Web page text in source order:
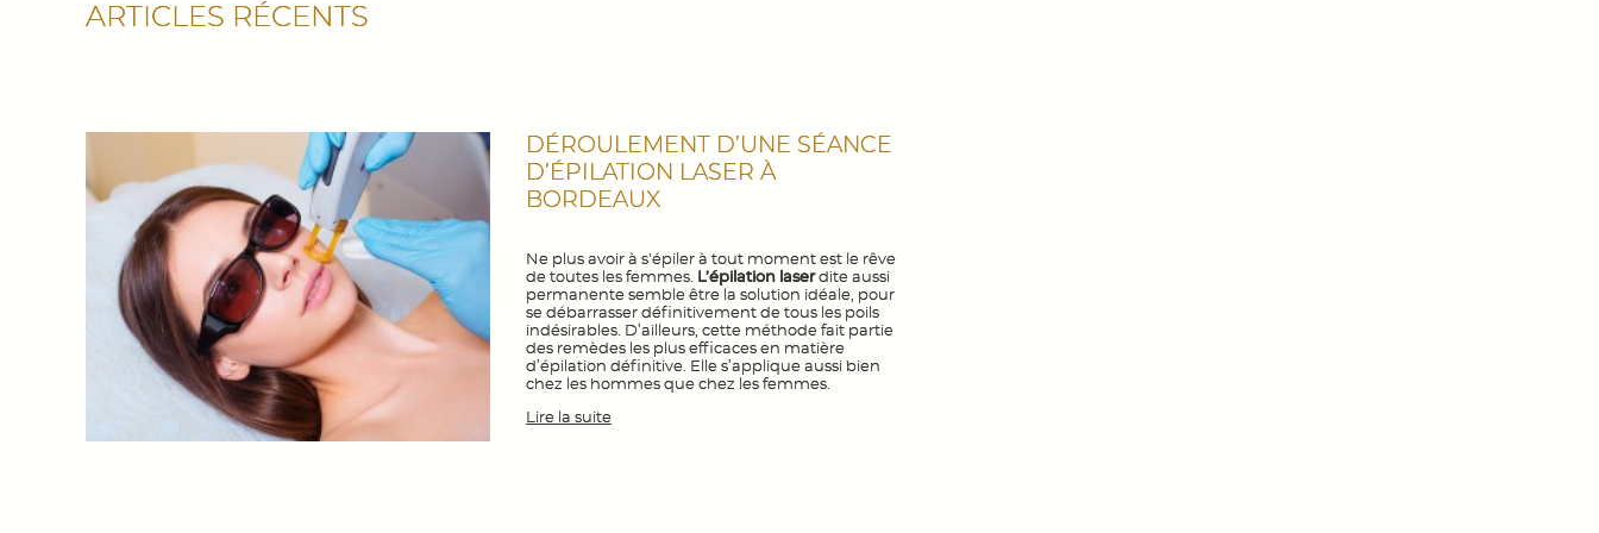
ARTICLES RÉCENTS
DÉROULEMENT D’UNE SÉANCE
D’ÉPILATION LASER À
BORDEAUX
Ne plus avoir à s'épiler à tout moment est le rêve
de toutes les femmes. L’épilation laserdite aussi
permanente semble être la solution idéale, pour
se débarrasser définitivement de tous les poils
indésirables. D’ailleurs, cette méthode fait partie
des remèdes les plus efficaces en matière
d’épilation définitive. Elle s’applique aussi bien
chez les hommes que chez les femmes.
Lire la suite